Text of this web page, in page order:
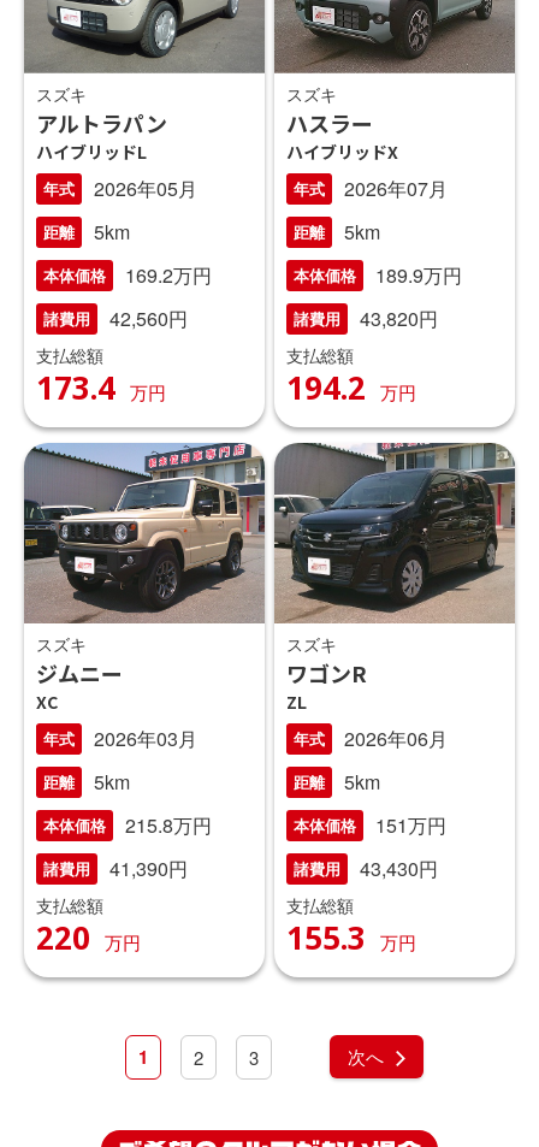
スズキ
アルトラパン
ハイブリッドL
年式 2026年05月
距離 5km
本体価格 169.2万円
諸費用 42,560円
支払総額
173.4 万円
スズキ
ハスラー
ハイブリッドX
年式 2026年07月
距離 5km
本体価格 189.9万円
諸費用 43,820円
支払総額
194.2 万円
スズキ
ジムニー
XC
年式 2026年03月
距離 5km
本体価格 215.8万円
諸費用 41,390円
支払総額
220 万円
スズキ
ワゴンR
ZL
年式 2026年06月
距離 5km
本体価格 151万円
諸費用 43,430円
支払総額
155.3 万円
1 2 3 次へ